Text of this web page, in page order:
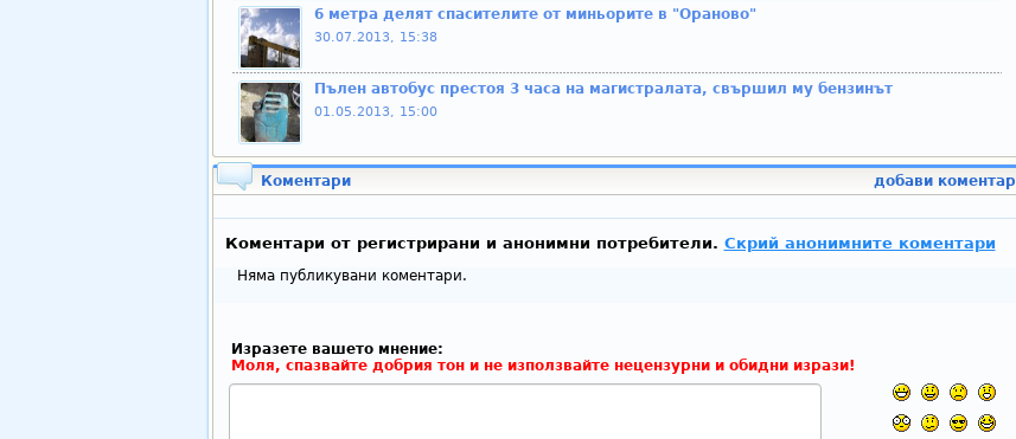
6 метра делят спасителите от миньорите в "Ораново"
30.07.2013, 15:38
Пълен автобус престоя 3 часа на магистралата, свършил му бензинът
01.05.2013, 15:00
Коментари добави коментар
Коментари от регистрирани и анонимни потребители. Скрий анонимните коментари
Няма публикувани коментари.
Изразете вашето мнение:
Моля, спазвайте добрия тон и не използвайте нецензурни и обидни изрази!